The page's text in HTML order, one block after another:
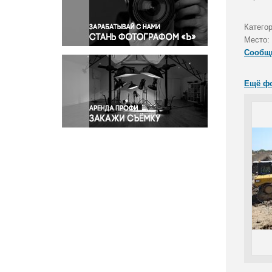
Правосудие
Происшествия и конфликты
Религия
Светская жизнь
Спорт
Экология
Экономика и бизнес
Место:
Ещё